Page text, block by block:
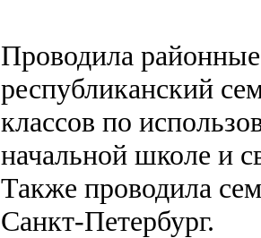
Проводила
республиканский
классов по
начальной школе и
Также проводила
Санкт-Петербург.